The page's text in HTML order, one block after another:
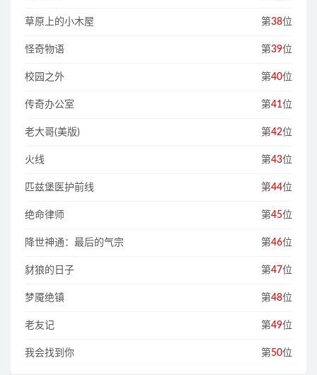
草原上的小木屋 第38位
怪奇物语 第39位
校园之外 第40位
传奇办公室 第41位
老大哥(美版) 第42位
火线 第43位
匹兹堡医护前线 第44位
绝命律师 第45位
降世神通：最后的气宗 第46位
豺狼的日子 第47位
梦魇绝镇 第48位
老友记 第49位
我会找到你 第50位